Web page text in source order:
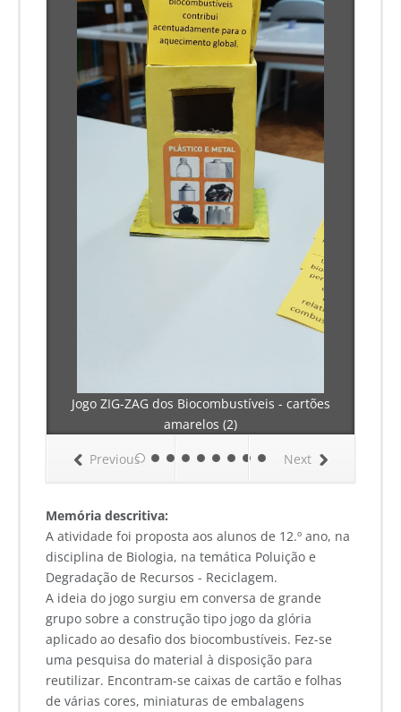
Jogo ZIG-ZAG dos Biocombustíveis - cartões
amarelos (2)
Next
Previous
Memória descritiva:
A atividade foi proposta aos alunos de 12.º ano, na
disciplina de Biologia, na temática Poluição e
Degradação de Recursos - Reciclagem.
A ideia do jogo surgiu em conversa de grande
grupo sobre a construção tipo jogo da glória
aplicado ao desafio dos biocombustíveis. Fez-se
uma pesquisa do material à disposição para
reutilizar. Encontram-se caixas de cartão e folhas
de várias cores, miniaturas de embalagens